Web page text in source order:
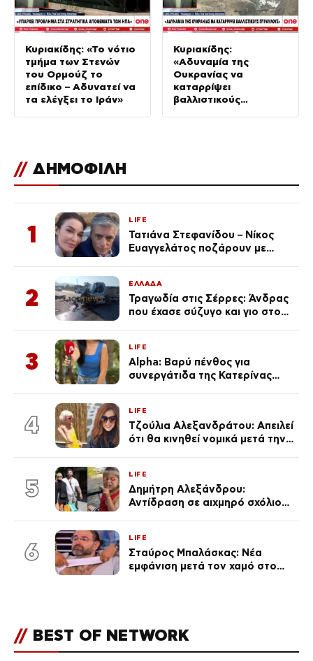
Κυριακίδης: «Το νότιο
τμήμα των Στενών
του Ορμούζ το
επίδικο – Αδυνατεί να
τα ελέγξει το Ιράν»
Κυριακίδης:
«Αδυναμία της
Ουκρανίας να
καταρρίψει
βαλλιστικούς
// ΔΗΜΟΦΙΛΗ
1
LIFE
Τατιάνα Στεφανίδου – Νίκος
Ευαγγελάτος ποζάρουν με
2
ΕΛΛΑΔΑ
Τραγωδία στις Σέρρες: Άνδρας
που έχασε σύζυγο και γιο στο
3
LIFE
Alpha: Βαρύ πένθος για
συνεργάτιδα της Κατερίνας
του Θεού»
4
LIFE
Τζούλια Αλεξανδράτου: Απειλεί
ότι θα κινηθεί νομικά μετά την
5
LIFE
Δημήτρη Αλεξάνδρου:
Αντίδραση σε αιχμηρό σχόλιο
6
LIFE
Σταύρος Μπαλάσκας: Νέα
εμφάνιση μετά τον χαμό στο
// BEST OF NETWORK